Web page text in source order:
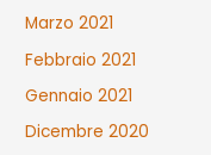
Marzo 2021
Febbraio 2021
Gennaio 2021
Dicembre 2020